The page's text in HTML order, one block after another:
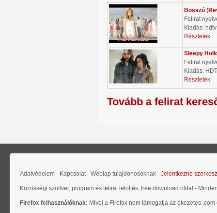
Bosszú (
Felirat
Kiadás:
Részletek
Sleepy
Felirat
Kiadás:
Részletek
Tovább a felirat
Adatvédelem - Kapcsolat - Weblap tulajdonosoknak - Jelentkezne
Közösségi szoftver, program és felirat letöltés, free download oldal -
Firefox felhasználóknak: Mivel a Firefox nem támogatja az ékezetes